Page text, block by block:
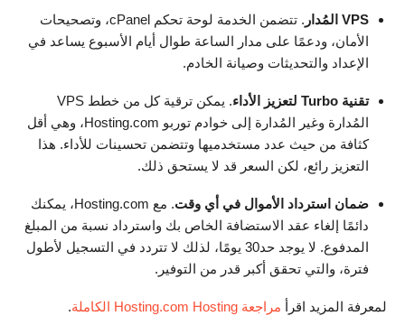
VPS المُدار
. تتضمن الخدمة لوحة تحكم cPanel، وتصحيحات
الأمان، ودعمًا على مدار الساعة طوال أيام الأسبوع يساعد في
الإعداد والتحديثات وصيانة الخادم.
تقنية Turbo لتعزيز الأداء
. يمكن ترقية كل من خطط VPS
المُدارة وغير المُدارة إلى خوادم توربو Hosting.com، وهي أقل
كثافة من حيث عدد مستخدميها وتتضمن تحسينات للأداء. هذا
التعزيز رائع، لكن السعر قد لا يستحق ذلك.
ضمان استرداد الأموال في أي وقت
. مع Hosting.com، يمكنك
دائمًا إلغاء عقد الاستضافة الخاص بك واسترداد نسبة من المبلغ
المدفوع. لا يوجد حد30 يومًا، لذلك لا تتردد في التسجيل لأطول
فترة، والتي تحقق أكبر قدر من التوفير.
لمعرفة المزيد اقرأ مراجعة Hosting.com Hosting الكاملة .